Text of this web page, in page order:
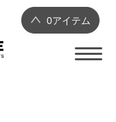
0アイテム